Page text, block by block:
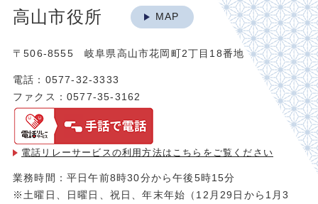
高山市役所 MAP
〒506-8555 岐阜県高山市花岡町2丁目18番地
電話：0577-32-3333
ファクス：0577-35-3162
電話リレーサービスの利用方法は こちらをご覧ください
業務時間：平日午前8時30分から午後5時15分
※土曜日、日曜日、祝日、年末年始（12月29日から1月3